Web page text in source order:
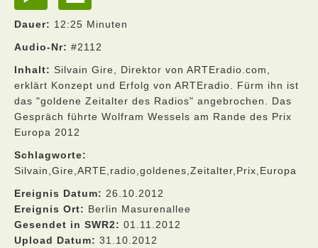
Dauer: 12:25 Minuten
Audio-Nr: #2112
Inhalt: Silvain Gire, Direktor von ARTEradio.com,
erklärt Konzept und Erfolg von ARTEradio. Fürm ihn ist
das "goldene Zeitalter des Radios" angebrochen. Das
Gespräch führte Wolfram Wessels am Rande des Prix
Europa 2012
Schlagworte:
Silvain,Gire,ARTE,radio,goldenes,Zeitalter,Prix,Europa
Ereignis Datum: 26.10.2012
Ereignis Ort: Berlin Masurenallee
Gesendet in SWR2: 01.11.2012
Upload Datum: 31.10.2012